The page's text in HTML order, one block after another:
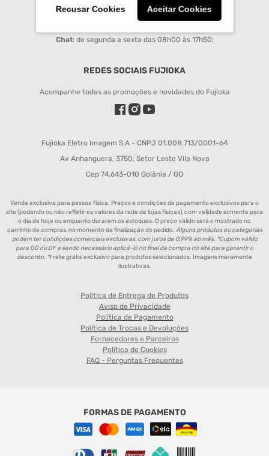
Recusar Cookies Aceitar Cookies
Horário de Atendimento:
Chat: de segunda a sexta das 08h00 às 17h50;
REDES SOCIAIS FUJIOKA
Acompanhe todas as promoções e novidades do Fujioka
Fujioka Eletro Imagem S.A - CNPJ 01.008.713/0001-64
Av Anhanguera, 3750, Setor Leste Vila Nova
Cep 74.643-010 Goiânia / GO
Venda exclusiva para pessoa física. Preços e condições de pagamento exclusivos para o
site (podendo ou não refletir os valores da rede de lojas físicas), com validade somente para
o dia de hoje ou enquanto durarem os estoques. O preço válido será o mostrado no
carrinho de compras, no momento da finalização do pedido. Alguns produtos ou categorias
podem ter condições comerciais exclusivas, com juros de 0,99% ao mês. *Cupom válido
para GO ou DF e sendo necessário aplicá-lo no final da compra no site para garantir o
desconto. *Frete grátis exclusivo para produtos selecionados. Imagens meramente
ilustrativas.
Política de Entrega de Produtos
Aviso de Privacidade
Política de Pagamento
Política de Trocas e Devoluções
Fornecedores e Parceiros
Política de Cookies
FAQ - Perguntas Frequentes
FORMAS DE PAGAMENTO